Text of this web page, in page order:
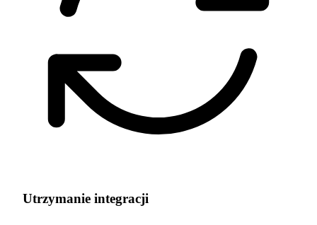
Utrzymanie integracji